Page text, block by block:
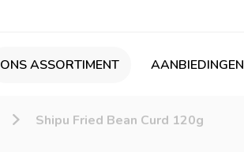
ONS ASSORTIMENT AANBIEDINGEN
Shipu Fried Bean Curd 120g